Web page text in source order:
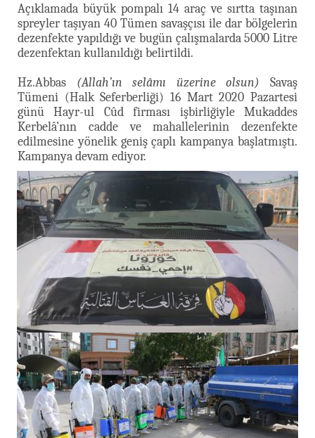
Açıklamada büyük pompalı 14 araç ve sırtta taşınan
spreyler taşıyan 40 Tümen savaşçısı ile dar bölgelerin
dezenfekte yapıldığı ve bugün çalışmalarda 5000 Litre
dezenfektan kullanıldığı belirtildi.
Hz.Abbas (Allah’ın selâmı üzerine olsun) Savaş
Tümeni (Halk Seferberliği) 16 Mart 2020 Pazartesi
günü Hayr-ul Cûd firması işbirliğiyle Mukaddes
Kerbelâ’nın cadde ve mahallelerinin dezenfekte
edilmesine yönelik geniş çaplı kampanya başlatmıştı.
Kampanya devam ediyor.